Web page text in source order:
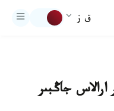
ق ز
جاڭبىر